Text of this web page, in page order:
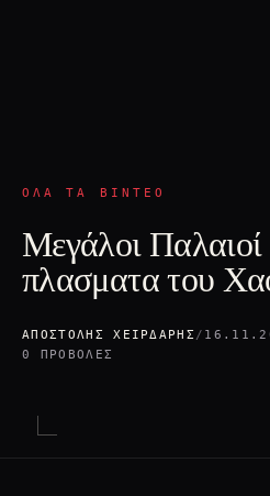
ΌΛΑ ΤΑ ΒΊΝΤΕΟ
Μεγάλοι
πλασματα του
ΑΠΟΣΤΌΛΗΣ ΧΕΙΡΔΆΡΗΣ /
0 ΠΡΟΒΟΛΈΣ